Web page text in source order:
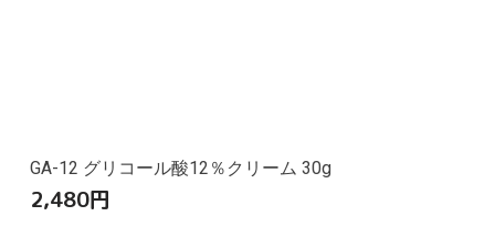
GA-12 グリコール酸12％クリーム 30g
2,480円